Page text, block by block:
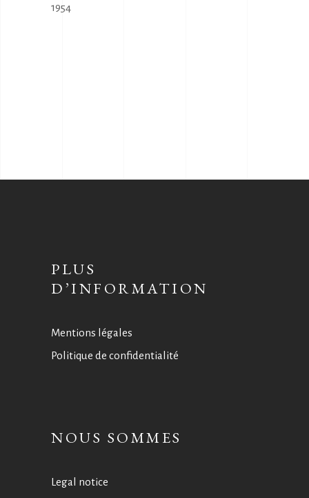
1954
PLUS
D’INFORMATION
Mentions légales
Politique de confidentialité
NOUS SOMMES
Legal notice